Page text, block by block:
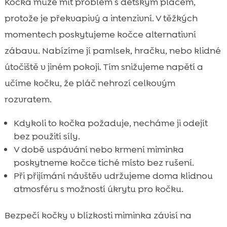
protože je překvapivý a intenzivní. V těžkých
momentech poskytujeme kočce alternativní
zábavu. Nabízíme jí pamlsek, hračku, nebo klidné
útočiště v jiném pokoji. Tím snižujeme napětí a
učíme kočku, že pláč nehrozí celkovým
rozvratem.
Kdykoli to kočka požaduje, necháme ji odejít
bez použití síly.
V době uspávání nebo krmení miminka
poskytneme kočce tiché místo bez rušení.
Při přijímání návštěv udržujeme doma klidnou
atmosféru s možností úkrytu pro kočku.
Bezpečí kočky v blízkosti miminka závisí na